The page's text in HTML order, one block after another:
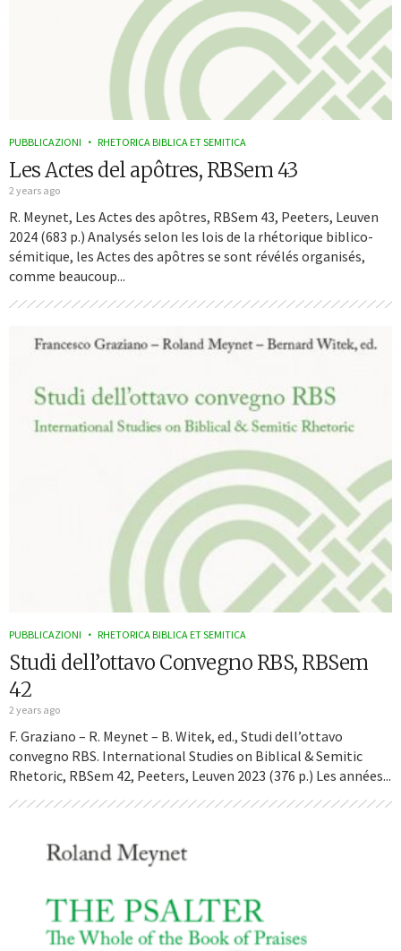
PUBBLICAZIONI RHETORICA BIBLICA ET SEMITICA
Les Actes del apôtres, RBSem 43
2 years ago
R. Meynet, Les Actes des apôtres, RBSem 43, Peeters, Leuven
2024 (683 p.) Analysés selon les lois de la rhétorique biblico-
sémitique, les Actes des apôtres se sont révélés organisés,
comme beaucoup...
PUBBLICAZIONI RHETORICA BIBLICA ET SEMITICA
Studi dell’ottavo Convegno RBS, RBSem
42
2 years ago
F. Graziano – R. Meynet – B. Witek, ed., Studi dell’ottavo
convegno RBS. International Studies on Biblical & Semitic
Rhetoric, RBSem 42, Peeters, Leuven 2023 (376 p.) Les années...